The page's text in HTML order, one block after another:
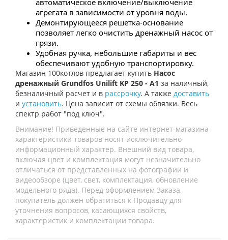
автоматическое включение/выключение
агрегата в зависимости от уровня воды.
Демонтирующееся решетка-основание
позволяет легко очистить дренажный насос от
грязи.
Удобная ручка, небольшие габариты и вес
обеспечивают удобную транспортировку.
Магазин 100котлов предлагает купить Насос
дренажный Grundfos Unilift KP 250 - A1 за наличный,
безналичный расчет и в рассрочку. А также доставить
и установить. Цена зависит от схемы обвязки. Весь
спектр работ "под ключ".
Внимание! Приведенные на сайте интернет-магазина
характеристики товаров носят исключительно
информационный характер. Внешний вид товара,
включая цвет и комплектация могут незначительно
отличаться от представленных на фотографии и
видеообзоре (цвет, свет, комплектация, обновление
модельного ряда). Перед оформлением Заказа,
покупатель должен обратиться к Продавцу для
уточнения вопросов, касающихся свойств,
характеристик и комплектации товара.